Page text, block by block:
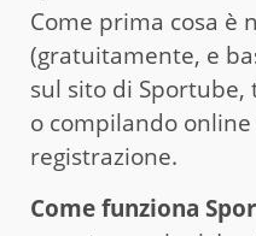
Come prima cosa è
(gratuitamente, e
sul sito di
o compilando
registrazione.
Come funziona